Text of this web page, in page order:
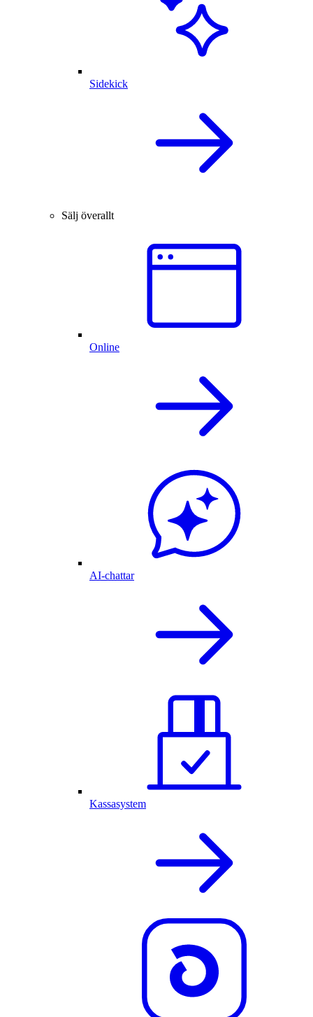
Sidekick
Sälj överallt
Online
AI-chattar
Kassasystem